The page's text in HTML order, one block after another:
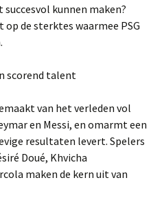
kunnen maken?
de sterktes waarmee PSG
scorend talent
van het verleden vol
en Messi, en omarmt een
resultaten levert. Spelers
Doué, Khvicha
maken de kern uit van